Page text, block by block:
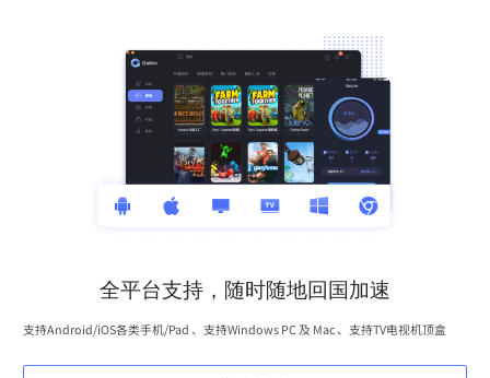
全平台支持，随时随地回国加速
支持Android/iOS各类手机/Pad 、支持Windows PC 及 Mac 、支持TV电视机顶盒